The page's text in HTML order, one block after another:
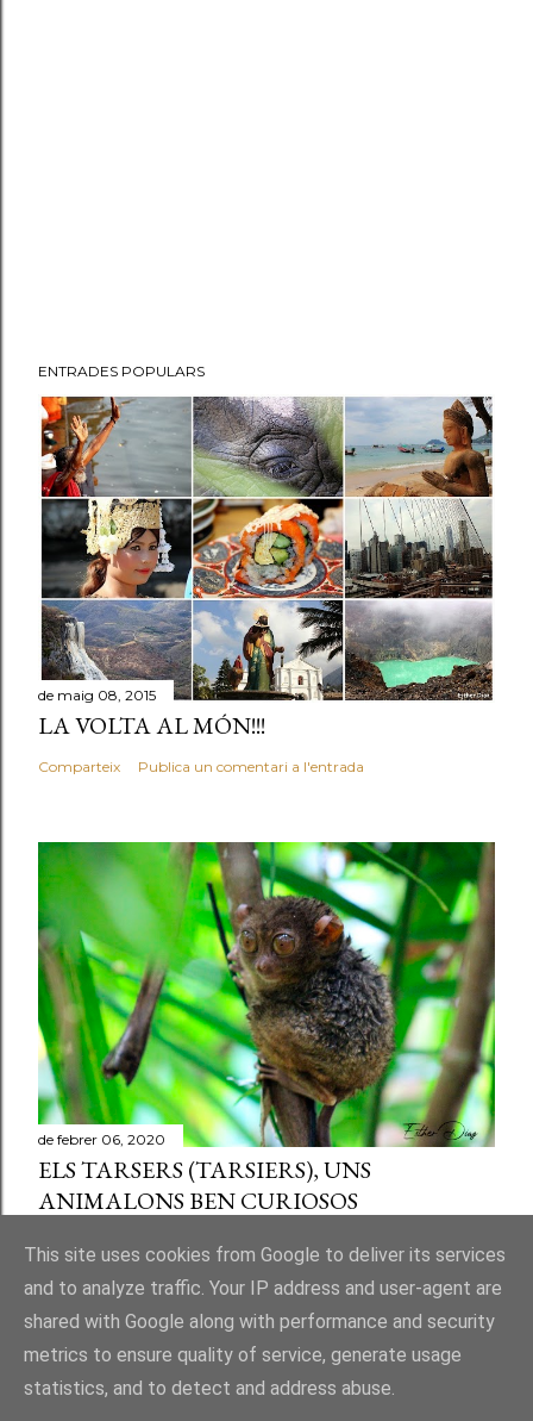
ENTRADES POPULARS
de maig 08, 2015
LA VOLTA AL MÓN!!!
Comparteix Publica un comentari a l'entrada
de febrer 06, 2020
ELS TARSERS (TARSIERS), UNS
ANIMALONS BEN CURIOSOS
Publica un comentari a l'entrada
Amb la tecnologia de Blogger
This site uses cookies from Google to deliver its services
and to analyze traffic. Your IP address and user-agent are
shared with Google along with performance and security
metrics to ensure quality of service, generate usage
statistics, and to detect and address abuse.